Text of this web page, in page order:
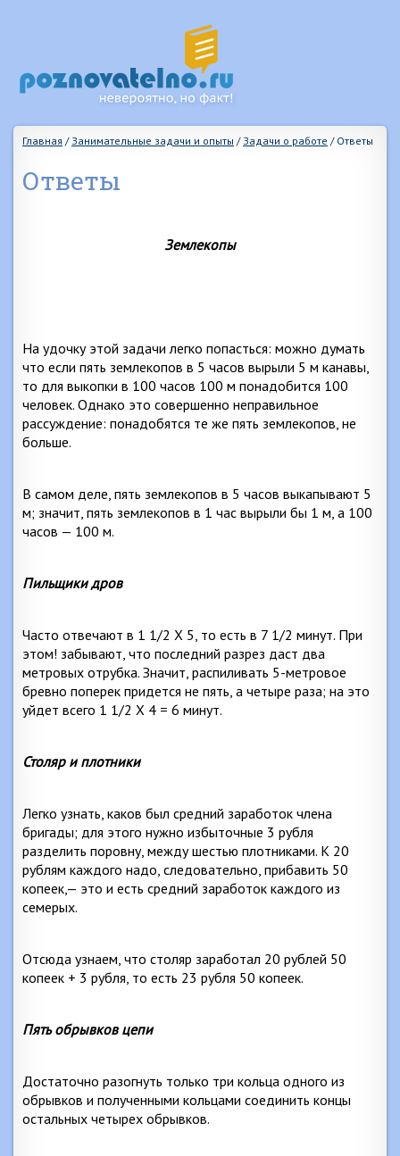
Главная / Занимательные задачи и опыты / Задачи о работе / Ответы
Ответы
Землекопы
На удочку этой задачи легко попасться: можно думать
что если пять землекопов в 5 часов вырыли 5 м канавы,
то для выкопки в 100 часов 100 м понадобится 100
человек. Однако это совершенно неправильное
рассуждение: понадобятся те же пять землекопов, не
больше.
В самом деле, пять землекопов в 5 часов выкапывают 5
м; значит, пять землекопов в 1 час вырыли бы 1 м, а 100
часов — 100 м.
Пильщики дров
Часто отвечают в 1 1/2 Х 5, то есть в 7 1/2 минут. При
этом! забывают, что последний разрез даст два
метровых отрубка. Значит, распиливать 5-метровое
бревно поперек придется не пять, а четыре раза; на это
уйдет всего 1 1/2 X 4 = 6 минут.
Столяр и плотники
Легко узнать, каков был средний заработок члена
бригады; для этого нужно избыточные 3 рубля
разделить поровну, между шестью плотниками. К 20
рублям каждого надо, следовательно, прибавить 50
копеек,— это и есть средний заработок каждого из
семерых.
Отсюда узнаем, что столяр заработал 20 рублей 50
копеек + 3 рубля, то есть 23 рубля 50 копеек.
Пять обрывков цепи
Достаточно разогнуть только три кольца одного из
обрывков и полученными кольцами соединить концы
остальных четырех обрывков.